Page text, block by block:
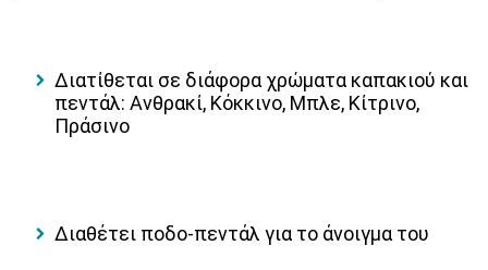
Διατίθεται σε διάφορα χρώματα καπακιού και
πεντάλ: Ανθρακί, Κόκκινο, Μπλε, Κίτρινο,
Πράσινο
Διαθέτει ποδο-πεντάλ για το άνοιγμα του